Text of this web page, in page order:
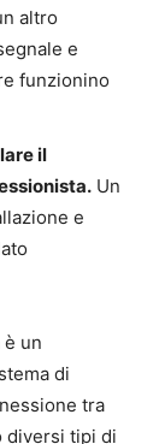
altro
e
funzionino
il
Un
e
un
di
tra
diversi tipi di